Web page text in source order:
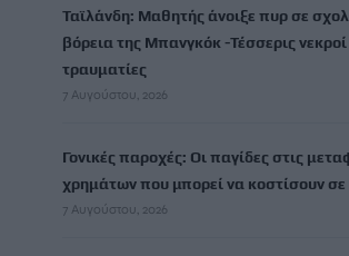
Ταϊλάνδη: Μαθητής άνοιξε πυρ σε
βόρεια της Μπανγκόκ -Τέσσερις νεκροί
τραυματίες
7 Αυγούστου, 2026
Γονικές παροχές: Οι παγίδες στις
χρημάτων που μπορεί να κοστίσουν
7 Αυγούστου, 2026